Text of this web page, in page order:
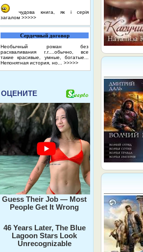
чудова книга, як і серія
загалом >>>>>
Сердечный договор
Необычный роман без
расхваливания г.г....обычно, все
такие красивые, умные, богатые...
Непонятная история, но... >>>>>
ОЦЕНИТЕ
Guess Their Job — Most
People Get It Wrong
46 Years Later, The Blue
Lagoon Stars Look
Unrecognizable